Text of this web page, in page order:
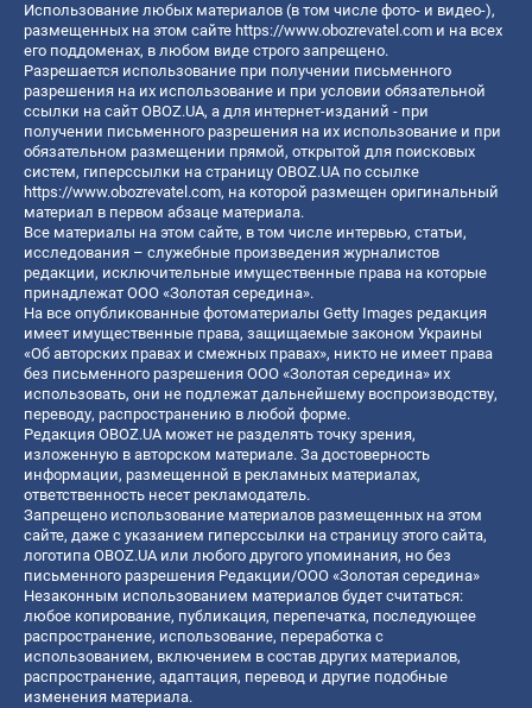
Использование любых материалов (в том числе фото- и видео-),
размещенных на этом сайте https://www.obozrevatel.com и на всех
его поддоменах, в любом виде строго запрещено.
Разрешается использование при получении письменного
разрешения на их использование и при условии обязательной
ссылки на сайт OBOZ.UA, а для интернет-изданий - при
получении письменного разрешения на их использование и при
обязательном размещении прямой, открытой для поисковых
систем, гиперссылки на страницу OBOZ.UA по ссылке
https://www.obozrevatel.com, на которой размещен оригинальный
материал в первом абзаце материала.
Все материалы на этом сайте, в том числе интервью, статьи,
исследования – служебные произведения журналистов
редакции, исключительные имущественные права на которые
принадлежат ООО «Золотая середина».
На все опубликованные фотоматериалы Getty Images редакция
имеет имущественные права, защищаемые законом Украины
«Об авторских правах и смежных правах», никто не имеет права
без письменного разрешения ООО «Золотая середина» их
использовать, они не подлежат дальнейшему воспроизводству,
переводу, распространению в любой форме.
Редакция OBOZ.UA может не разделять точку зрения,
изложенную в авторском материале. За достоверность
информации, размещенной в рекламных материалах,
ответственность несет рекламодатель.
Запрещено использование материалов размещенных на этом
сайте, даже с указанием гиперссылки на страницу этого сайта,
логотипа OBOZ.UA или любого другого упоминания, но без
письменного разрешения Редакции/ООО «Золотая середина»
Незаконным использованием материалов будет считаться:
любое копирование, публикация, перепечатка, последующее
распространение, использование, переработка с
использованием, включением в состав других материалов,
распространение, адаптация, перевод и другие подобные
изменения материала.